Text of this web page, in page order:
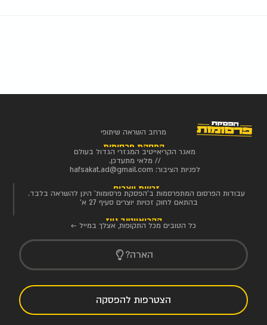
מרחב השראה שיתופי
הפסקת פרסומות
מאגר הקריאייטיב המגזרי הגדול בעולם
// מלאי מתעדכן.
לפניות הציבור: hafsakat.ad@gmail.com
זכויות יוצרים
עבודות הפרסום המתפרסמות ב'הפסקת פרסומות' הינן להשראה בלבד.
בהתאם לחוק זכויות יוצרים סעיף 27 א'
הקריאייטיב ניוז
כל הטובים מכל התקופות, אצלך במייל ←
הארה?
הצטרפות להפסקה